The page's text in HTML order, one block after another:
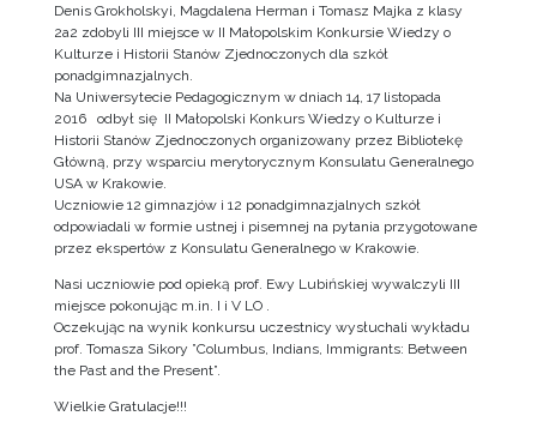
Denis Grokholskyi, Magdalena Herman i Tomasz Majka z klasy
2a2 zdobyli III miejsce w II Małopolskim Konkursie Wiedzy o
Kulturze i Historii Stanów Zjednoczonych dla szkół
ponadgimnazjalnych.
Na Uniwersytecie Pedagogicznym w dniach 14, 17 listopada
2016 odbył się II Małopolski Konkurs Wiedzy o Kulturze i
Historii Stanów Zjednoczonych organizowany przez Bibliotekę
Główną, przy wsparciu merytorycznym Konsulatu Generalnego
USA w Krakowie.
Uczniowie 12 gimnazjów i 12 ponadgimnazjalnych szkół
odpowiadali w formie ustnej i pisemnej na pytania przygotowane
przez ekspertów z Konsulatu Generalnego w Krakowie.
Nasi uczniowie pod opieką prof. Ewy Lubińskiej wywalczyli III
miejsce pokonując m.in. I i V LO .
Oczekując na wynik konkursu uczestnicy wysłuchali wykładu
prof. Tomasza Sikory ”Columbus, Indians, Immigrants: Between
the Past and the Present”.
Wielkie Gratulacje!!!